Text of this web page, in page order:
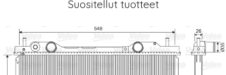
Suositellut tuotteet